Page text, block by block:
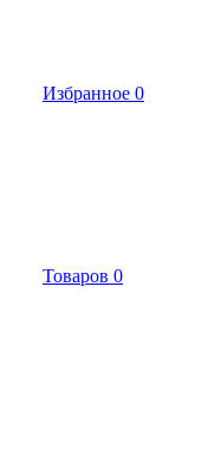
Избранное 0
Товаров 0